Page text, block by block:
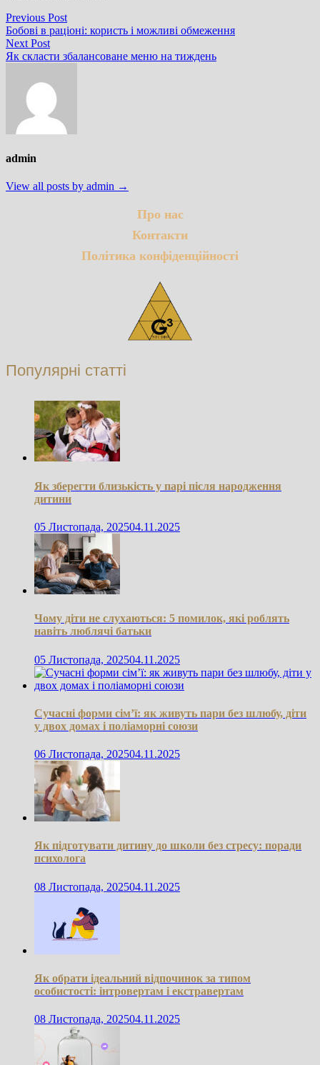
Навігація
записів
Previous PostPrevious
post:
Бобові в раціоні: користь і можливі обмеження
Next PostNext
post:
Як скласти збалансоване меню на тиждень
admin
View all posts by admin →
Про нас
Контакти
Політика конфіденційності
Популярні статті
Як зберегти близькість у парі після народження
дитини
05 Листопада, 202504.11.2025
Чому діти не слухаються: 5 помилок, які роблять
навіть люблячі батьки
05 Листопада, 202504.11.2025
Сучасні форми сім’ї: як живуть пари без шлюбу, діти
у двох домах і поліаморні союзи
06 Листопада, 202504.11.2025
Як підготувати дитину до школи без стресу: поради
психолога
08 Листопада, 202504.11.2025
Як обрати ідеальний відпочинок за типом
особистості: інтровертам і екстравертам
08 Листопада, 202504.11.2025